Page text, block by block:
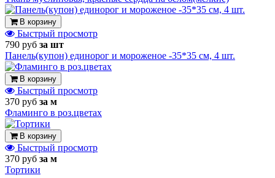
В корзину
Быстрый просмотр
790 руб за шт
Панель(купон) единорог и мороженое -35*35 см, 4 шт.
В корзину
Быстрый просмотр
370 руб за м
Фламинго в роз.цветах
В корзину
Быстрый просмотр
370 руб за м
Тортики